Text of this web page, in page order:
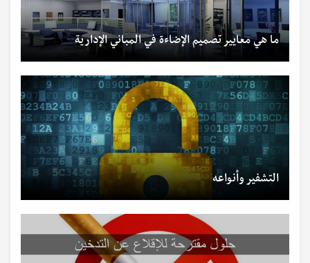
ما هي معايير تصميم الإضاءة في المباني الإدارية
التشفير وأنواعه